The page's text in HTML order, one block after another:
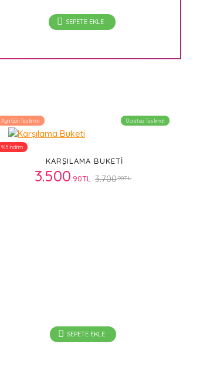
SEPETE EKLE
Aynı Gün Teslimat Ücretsiz Teslimat
%5 İndirim
KARŞILAMA BUKETI
3.500 .90TL 3.700.90TL
SEPETE EKLE